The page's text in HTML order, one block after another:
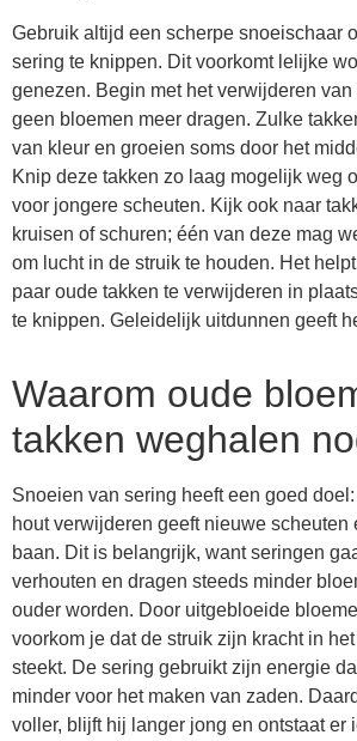
Gebruik altijd een scherpe snoeischaar
sering te knippen. Dit voorkomt lelijke
genezen. Begin met het verwijderen
geen bloemen meer dragen. Zulke
van kleur en groeien soms door het
Knip deze takken zo laag mogelijk weg
voor jongere scheuten. Kijk ook naar
kruisen of schuren; één van deze mag
om lucht in de struik te houden. Het
paar oude takken te verwijderen in
te knippen. Geleidelijk uitdunnen geeft
Waarom oude
takken weghalen
Snoeien van sering heeft een goed
hout verwijderen geeft nieuwe scheuten
baan. Dit is belangrijk, want seringen
verhouten en dragen steeds minder
ouder worden. Door uitgebloeide
voorkom je dat de struik zijn kracht in
steekt. De sering gebruikt zijn energie
minder voor het maken van zaden.
voller, blijft hij langer jong en ontstaat er